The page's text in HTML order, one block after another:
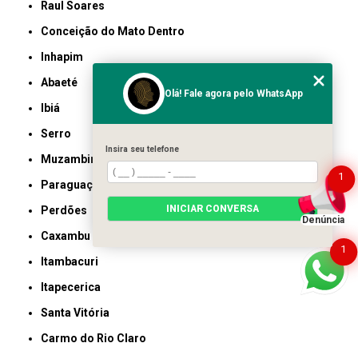
Raul Soares
Conceição do Mato Dentro
Inhapim
Abaeté
Ibiá
Serro
Muzambinho
Paraguaçu
Perdões
Caxambu
Itambacuri
Itapecerica
Santa Vitória
Carmo do Rio Claro
1
Olá! Fale agora pelo WhatsApp
Insira seu telefone
INICIAR CONVERSA
1
Denúncia